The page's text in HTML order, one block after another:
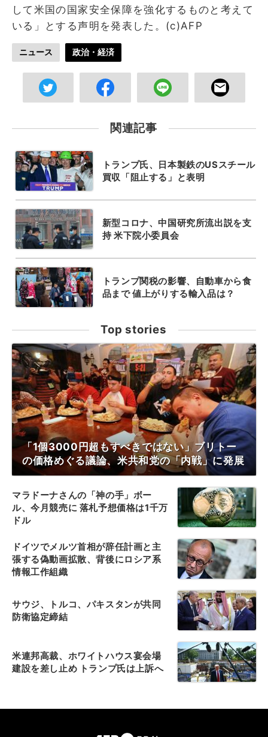
して米国の国家安全保障を強化するものと考えて
いる」とする声明を発表した。(c)AFP
ニュース 政治・経済
関連記事
トランプ氏、日本製鉄のUSスチール
買収「阻止する」と表明
新型コロナ、中国研究所流出説を支
持 米下院小委員会
トランプ関税の影響、自動車から食
品まで 値上がりする輸入品は？
Top stories
「1個3000円超もすべきではない」ブリトー
の価格めぐる議論、米共和党の「内戦」に発展
マラドーナさんの「神の手」ボー
ル、今月競売に 落札予想価格は1千万
ドル
ドイツでメルツ首相が辞任計画と主
張する偽動画拡散、背後にロシア系
情報工作組織
サウジ、トルコ、パキスタンが共同
防衛協定締結
米連邦高裁、ホワイトハウス宴会場
建設を差し止め トランプ氏は上訴へ